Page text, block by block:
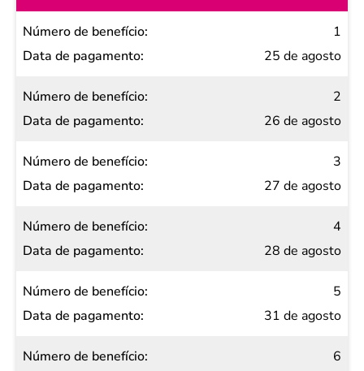
Número
de
Data de
pagamento
1
25 de agosto
2
26 de agosto
3
27 de agosto
4
28 de agosto
5
31 de agosto
6